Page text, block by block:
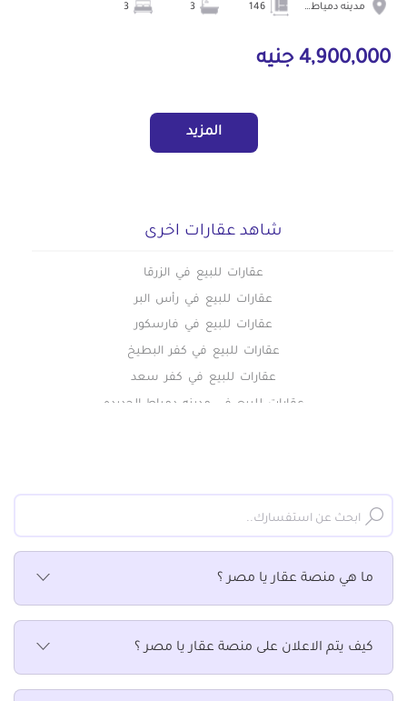
مدينه دمياط الجديده
4,900,000 جنيه
المزيد
شاهد عقارات اخرى
عقارات للبيع في الزرقا
عقارات للبيع في رأس البر
عقارات للبيع في فارسكور
عقارات للبيع في كفر البطيخ
عقارات للبيع في كفر سعد
عقارات للبيع في مدينه دمياط الجديده
ما هي منصة عقار يا مصر ؟
كيف يتم الاعلان على منصة عقار يا مصر ؟